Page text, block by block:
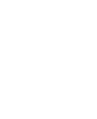
ョンズ株